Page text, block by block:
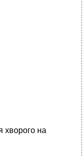
хворого на